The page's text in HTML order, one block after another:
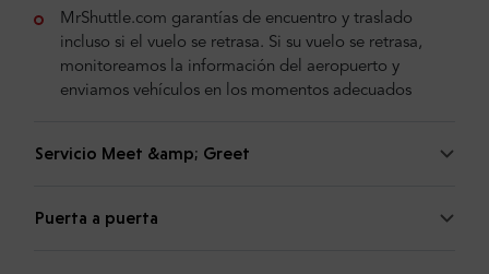
MrShuttle.com garantías de encuentro y traslado
incluso si el vuelo se retrasa. Si su vuelo se retrasa,
monitoreamos la información del aeropuerto y
enviamos vehículos en los momentos adecuados
Servicio Meet &amp; Greet
Puerta a puerta